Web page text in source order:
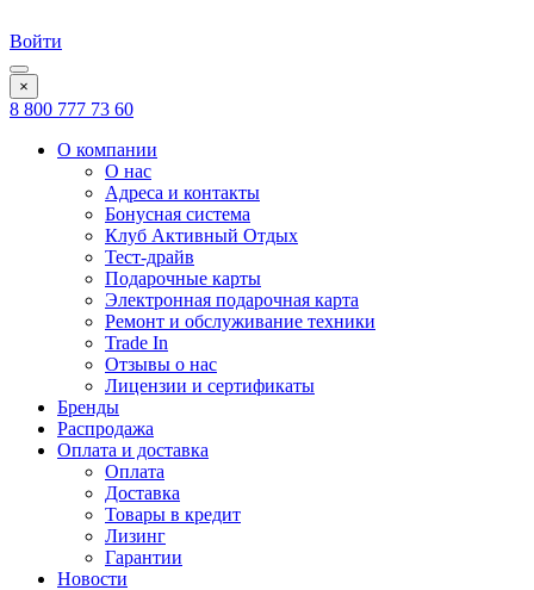
Войти
×
8 800 777 73 60
О компании
О нас
Адреса и контакты
Бонусная система
Клуб Активный Отдых
Тест-драйв
Подарочные карты
Электронная подарочная карта
Ремонт и обслуживание техники
Trade In
Отзывы о нас
Лицензии и сертификаты
Бренды
Распродажа
Оплата и доставка
Оплата
Доставка
Товары в кредит
Лизинг
Гарантии
Новости